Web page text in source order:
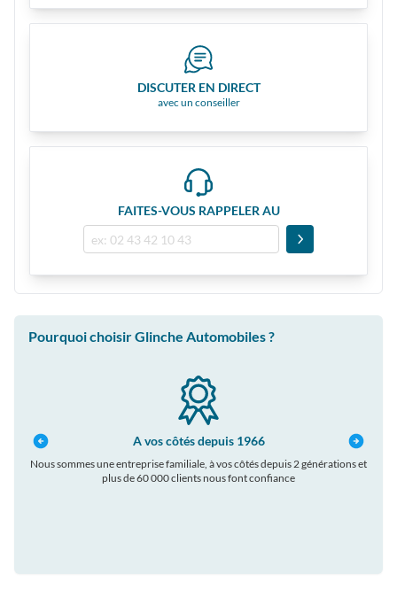
DISCUTER EN DIRECT
avec un conseiller
FAITES-VOUS RAPPELER AU
Pourquoi choisir Glinche Automobiles ?
A vos côtés depuis 1966
Nous sommes une entreprise familiale, à vos côtés depuis 2 générations et
plus de 60 000 clients nous font confiance